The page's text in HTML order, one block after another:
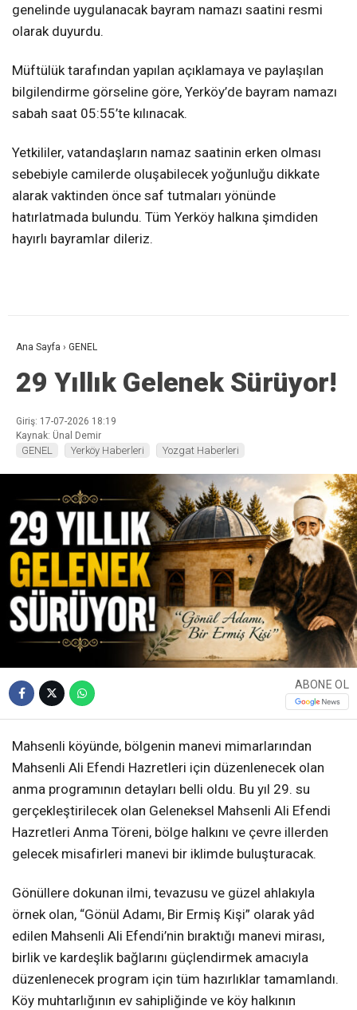
genelinde uygulanacak bayram namazı saatini resmi
olarak duyurdu.
Müftülük tarafından yapılan açıklamaya ve paylaşılan
bilgilendirme görseline göre, Yerköy’de bayram namazı
sabah saat 05:55’te kılınacak.
Yetkililer, vatandaşların namaz saatinin erken olması
sebebiyle camilerde oluşabilecek yoğunluğu dikkate
alarak vaktinden önce saf tutmaları yönünde
hatırlatmada bulundu. Tüm Yerköy halkına şimdiden
hayırlı bayramlar dileriz.
Ana Sayfa › GENEL
29 Yıllık Gelenek Sürüyor!
Giriş: 17-07-2026 18:19
Kaynak: Ünal Demir
GENEL Yerköy Haberleri Yozgat Haberleri
ABONE OL
Mahsenli köyünde, bölgenin manevi mimarlarından
Mahsenli Ali Efendi Hazretleri için düzenlenecek olan
anma programının detayları belli oldu. Bu yıl 29. su
gerçekleştirilecek olan Geleneksel Mahsenli Ali Efendi
Hazretleri Anma Töreni, bölge halkını ve çevre illerden
gelecek misafirleri manevi bir iklimde buluşturacak.
Gönüllere dokunan ilmi, tevazusu ve güzel ahlakıyla
örnek olan, “Gönül Adamı, Bir Ermiş Kişi” olarak yâd
edilen Mahsenli Ali Efendi’nin bıraktığı manevi mirası,
birlik ve kardeşlik bağlarını güçlendirmek amacıyla
düzenlenecek program için tüm hazırlıklar tamamlandı.
Köy muhtarlığının ev sahipliğinde ve köy halkının